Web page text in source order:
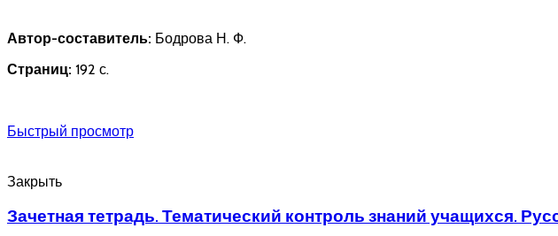
Автор-составитель: Бодрова Н. Ф.
Страниц: 192 с.
Быстрый просмотр
Закрыть
Зачетная тетрадь. Тематический контроль знаний учащихся.